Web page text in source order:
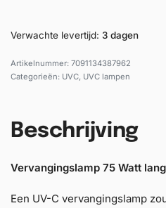
Verwachte levertijd: 3 dagen
7091134387962
Categorieën: UVC, UVC lampen
Beschrijving
Vervangingslamp 75 Watt
Een UV-C vervangingslamp